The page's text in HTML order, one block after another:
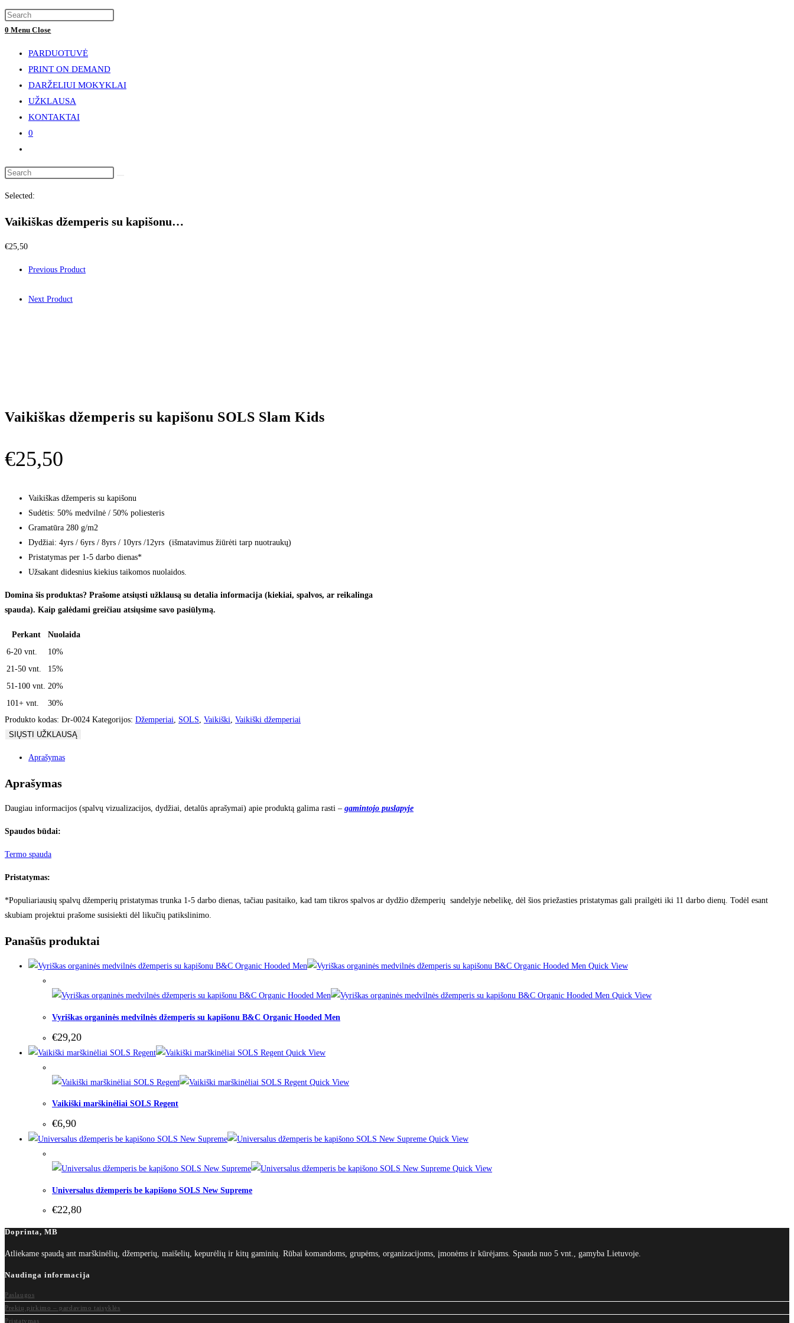
search
search
0 Menu Close
PARDUOTUVĖ
PRINT ON DEMAND
DARŽELIUI MOKYKLAI
UŽKLAUSA
KONTAKTAI
0
search
Search
Selected:
Vaikiškas džemperis su kapišonu…
€25,50
Previous Product
Next Product
Vaikiškas džemperis su kapišonu SOLS Slam Kids
€25,50
Vaikiškas džemperis su kapišonu
Sudėtis: 50% medvilnė / 50% poliesteris
Gramatūra 280 g/m2
Dydžiai: 4yrs / 6yrs / 8yrs / 10yrs /12yrs (išmatavimus žiūrėti tarp nuotraukų)
Pristatymas per 1-5 darbo dienas*
Užsakant didesnius kiekius taikomos nuolaidos.
Domina šis produktas? Prašome atsiųsti užklausą su detalia informacija (kiekiai, spalvos, ar reikalinga
spauda). Kaip galėdami greičiau atsiųsime savo pasiūlymą.
Perkant
Nuolaida
6-20 vnt.
10%
21-50 vnt.
15%
51-100 vnt. 20%
101+ vnt.
30%
Produkto kodas: Dr-0024 Kategorijos: Džemperiai, SOLS, Vaikiški, Vaikiški džemperiai
SIŲSTI UŽKLAUSĄ
Aprašymas
Aprašymas
Daugiau informacijos (spalvų vizualizacijos, dydžiai, detalūs aprašymai) apie produktą galima rasti – gamintojo puslapyje
Spaudos būdai:
Termo spauda
Pristatymas:
*Populiariausių spalvų džemperių pristatymas trunka 1-5 darbo dienas, tačiau pasitaiko, kad tam tikros spalvos ar dydžio džemperių sandelyje nebelikę, dėl šios priežasties pristatymas gali prailgėti iki 11 darbo dienų. Todėl esant
skubiam projektui prašome susisiekti dėl likučių patikslinimo.
Panašūs produktai
Quick View
Quick View
Vyriškas organinės medvilnės džemperis su kapišonu B&C Organic Hooded Men
€29,20
Quick View
Quick View
Vaikiški marškinėliai SOLS Regent
€6,90
Quick View
Quick View
Universalus džemperis be kapišono SOLS New Supreme
€22,80
Doprinta, MB
Atliekame spaudą ant marškinėlių, džemperių, maišelių, kepurėlių ir kitų gaminių. Rūbai komandoms, grupėms, organizacijoms, įmonėms ir kūrėjams. Spauda nuo 5 vnt., gamyba Lietuvoje.
Naudinga informacija
Paslaugos
Prekių pirkimo – pardavimo taisyklės
Pristatymas